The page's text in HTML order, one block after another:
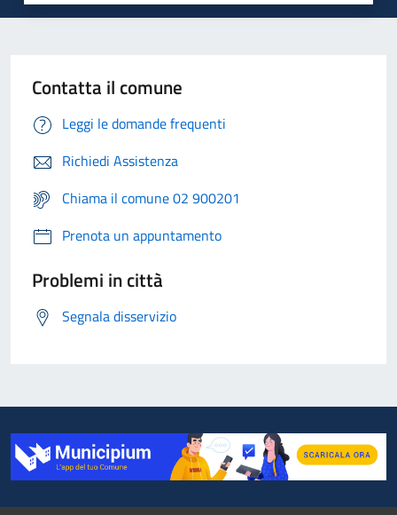
Contatta il comune
Leggi le domande frequenti
Richiedi Assistenza
Chiama il comune 02 900201
Prenota un appuntamento
Problemi in città
Segnala disservizio